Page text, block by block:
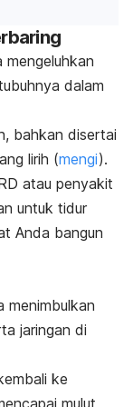
mengeluhkan
dalam
bahkan disertai
lirih (mengi).
atau penyakit
untuk tidur
Anda bangun
menimbulkan
jaringan di
ke
mulut.